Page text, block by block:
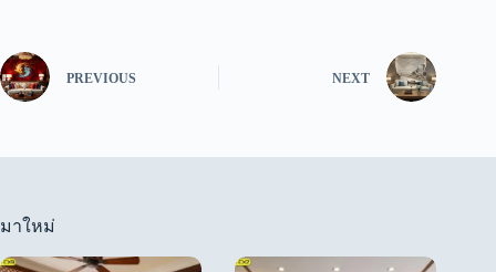
PREVIOUS NEXT
มาใหม่